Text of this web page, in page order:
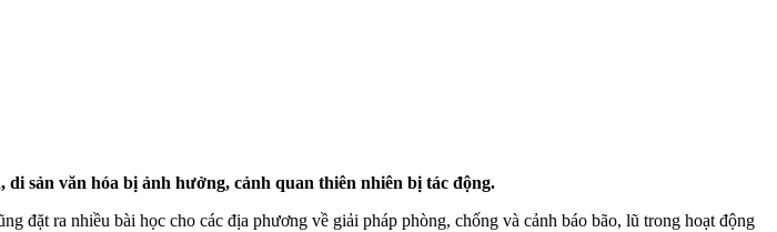
sản văn hóa bị ảnh hưởng, cảnh quan thiên nhiên bị tác động.
đặt ra nhiều bài học cho các địa phương về giải pháp phòng, chống và cảnh báo bão, lũ trong hoạt động